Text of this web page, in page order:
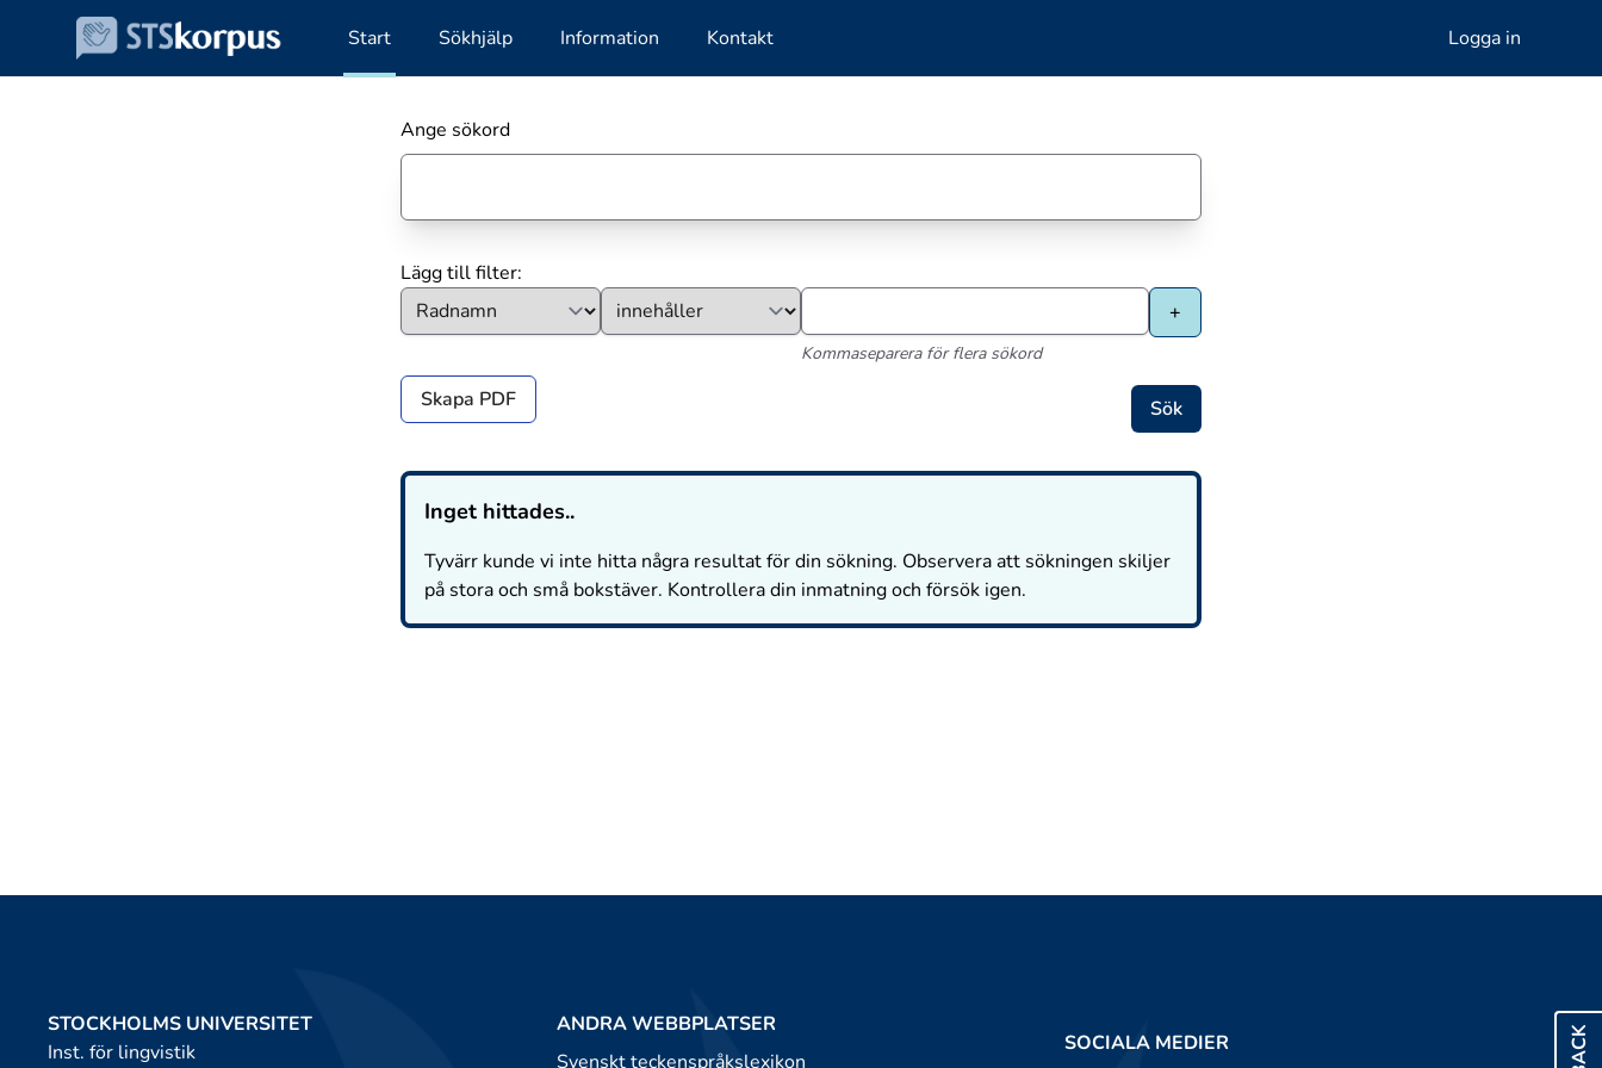
Start Sökhjälp Information Kontakt Logga in
Ange sökord
Lägg till filter:
Kommaseparera för flera sökord
Skapa PDF
Inget hittades..
Tyvärr kunde vi inte hitta några resultat för din sökning. Observera att sökningen skiljer
på stora och små bokstäver. Kontrollera din inmatning och försök igen.
STOCKHOLMS UNIVERSITET
Inst. för lingvistik
ANDRA WEBBPLATSER
Svenskt teckenspråkslexikon
SOCIALA MEDIER